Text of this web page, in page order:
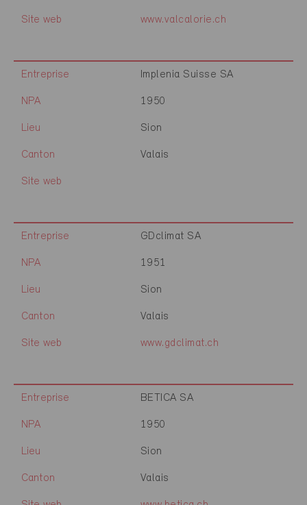
Site web www.valcalorie.ch
Entreprise Implenia Suisse SA
NPA 1950
Lieu Sion
Canton Valais
Site web
Entreprise GDclimat SA
NPA 1951
Lieu Sion
Canton Valais
Site web www.gdclimat.ch
Entreprise BETICA SA
NPA 1950
Lieu Sion
Canton Valais